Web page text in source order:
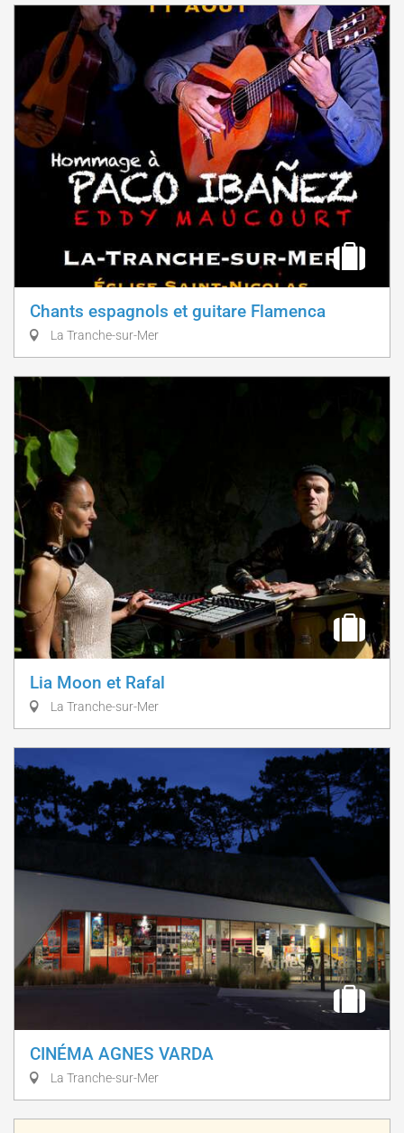
Chants espagnols et guitare Flamenca
La Tranche-sur-Mer
Lia Moon et Rafal
La Tranche-sur-Mer
CINÉMA AGNES VARDA
La Tranche-sur-Mer